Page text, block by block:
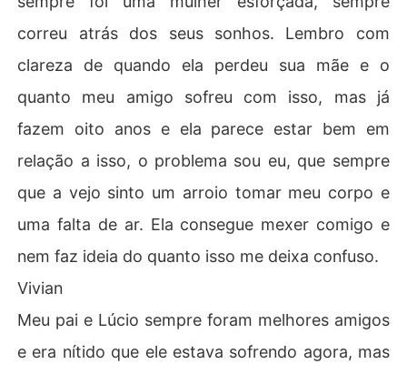
correu atrás dos seus sonhos. Lembro com
clareza de quando ela perdeu sua mãe e o
quanto meu amigo sofreu com isso, mas já
fazem oito anos e ela parece estar bem em
relação a isso, o problema sou eu, que sempre
que a vejo sinto um arroio tomar meu corpo e
uma falta de ar. Ela consegue mexer comigo e
nem faz ideia do quanto isso me deixa confuso.
Vivian
Meu pai e Lúcio sempre foram melhores amigos
e era nítido que ele estava sofrendo agora, mas